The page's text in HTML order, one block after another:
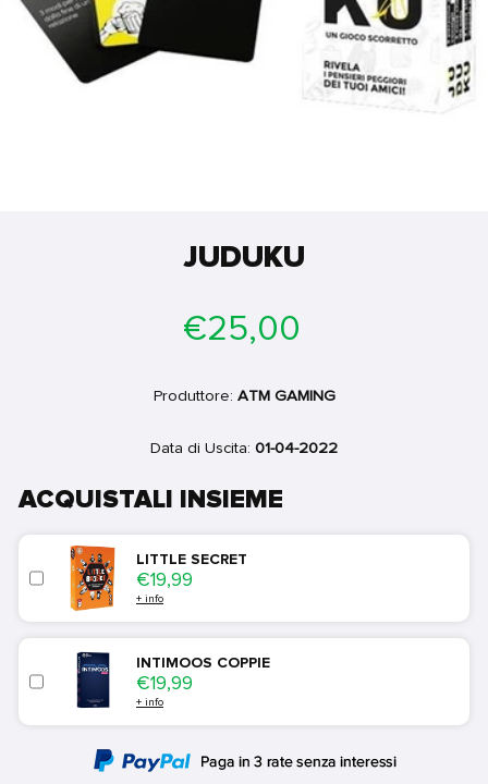
JUDUKU
di
€25,00
Produttore: ATM GAMING
Data di Uscita: 01-04-2022
ACQUISTALI INSIEME
LITTLE SECRET
Price
€19,99
+ info
INTIMOOS COPPIE
Price
€19,99
+ info